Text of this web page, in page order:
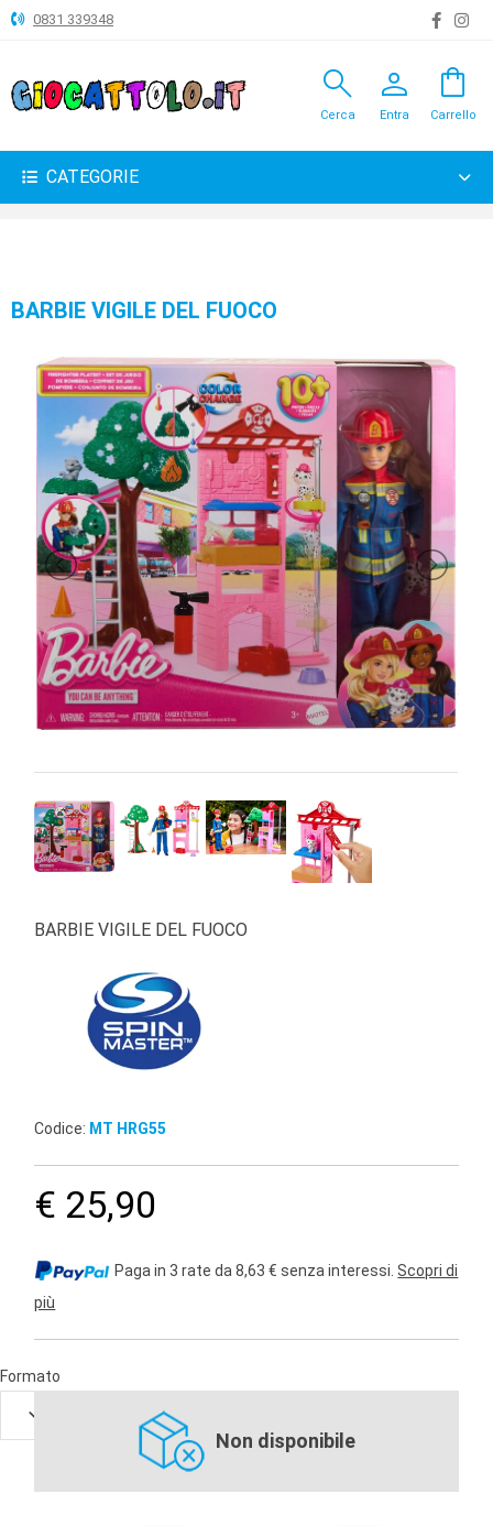
ANIMALI
BAMBOLE
GIOCHI
PELUCHE-
GADGET
PRIMA
INFANZIA
PUZZLE
SYLVANIAN
FAMILY
VALIGERIA-
BORSETTE
BRAND
0831 339348
search
Cerca
person
Entra
shopping_bag
Carrello
CATEGORIE
BARBIE VIGILE DEL FUOCO
BARBIE VIGILE DEL FUOCO
Codice: MT HRG55
€ 25,90
Paga in 3 rate da 8,63 € senza interessi.Scopri di
più
Formato
Non disponibile